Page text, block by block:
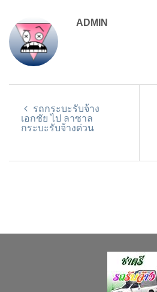
ADMIN
รถกระบะรับจ้าง
เอกชัย ไป ลาซาล
กระบะรับจ้างด่วน